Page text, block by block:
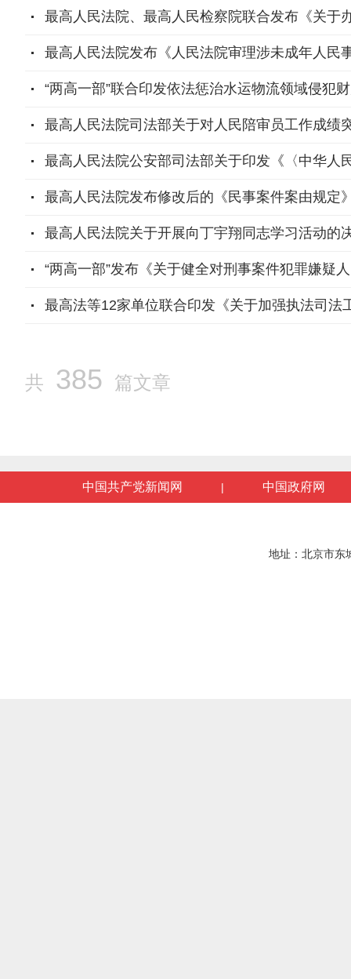
最高人民法院、最高人民检察院联合发布《关于
最高人民法院发布《人民法院审理涉未成年人民
“两高一部”联合印发依法惩治水运物流领域侵犯
最高人民法院司法部关于对人民陪审员工作成绩
最高人民法院公安部司法部关于印发《〈中华人
最高人民法院发布修改后的《民事案件案由规定
最高人民法院关于开展向丁宇翔同志学习活动的
“两高一部”发布《关于健全对刑事案件犯罪嫌疑
最高法等12家单位联合印发《关于加强执法司
共 385 篇文章
中国共产党新闻网 | 中国政府网
地址：北京市东